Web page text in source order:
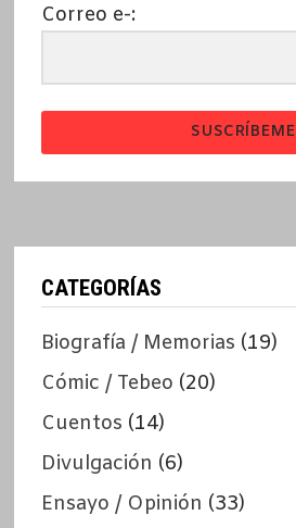
Correo e-:
SUSCRÍBEME
CATEGORÍAS
Biografía / Memorias (19)
Cómic / Tebeo (20)
Cuentos (14)
Divulgación (6)
Ensayo / Opinión (33)